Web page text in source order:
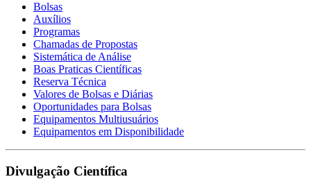
Bolsas
Auxílios
Programas
Chamadas de Propostas
Sistemática de Análise
Boas Praticas Científicas
Reserva Técnica
Valores de Bolsas e Diárias
Oportunidades para Bolsas
Equipamentos Multiusuários
Equipamentos em Disponibilidade
Divulgação Científica